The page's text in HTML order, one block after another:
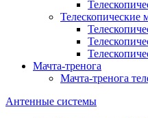
Мачта-тренога
Мачта-тренога
Антенные системы